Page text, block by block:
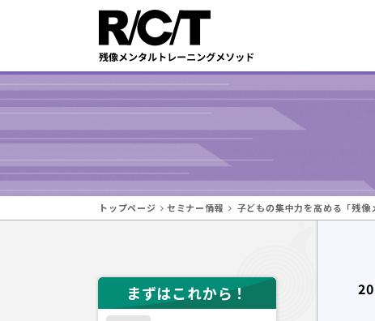
トップページ セミナー情報 子どもの集中力を高める「残像
まずはこれから！